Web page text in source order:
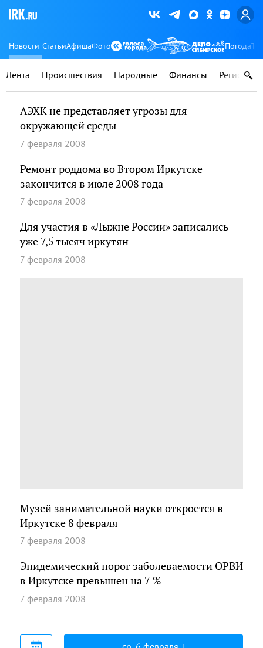
Новости СтатьиАфишаФото Погода
Лента Происшествия Народные Финансы Регионы
АЭХК не представляет угрозы для
окружающей среды
7 февраля 2008
Ремонт роддома во Втором Иркутске
закончится в июле 2008 года
7 февраля 2008
Для участия в «Лыжне России» записались
уже 7,5 тысяч иркутян
7 февраля 2008
Музей занимательной науки откроется в
Иркутске 8 февраля
7 февраля 2008
Эпидемический порог заболеваемости ОРВИ
в Иркутске превышен на 7 %
7 февраля 2008